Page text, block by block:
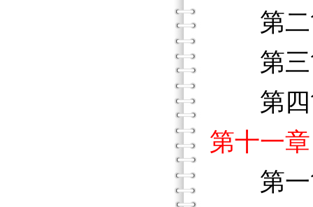
第二
第三
第四
第十一
第一